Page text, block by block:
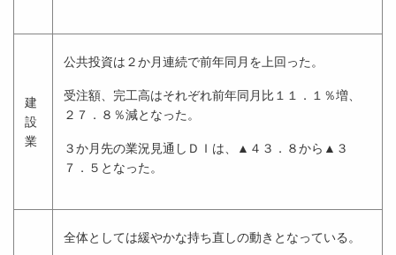
建
設
業
公共投資は２か月連続で前年同月を上回った。
受注額、完工高はそれぞれ前年同月比１１．１％増、
２７．８％減となった。
３か月先の業況見通しＤＩは、▲４３．８から▲３
７．５となった。
全体としては緩やかな持ち直しの動きとなっている。